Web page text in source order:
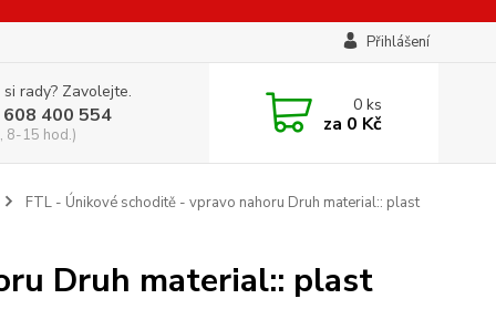
Přihlášení
rady? Zavolejte.
400 554
8-15 hod.)
0ks
za 0 Kč
FTL - Únikové schoditě - vpravo nahoru Druh material:: plast
Druh material:: plast